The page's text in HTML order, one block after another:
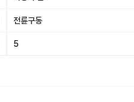
전륜구동
5